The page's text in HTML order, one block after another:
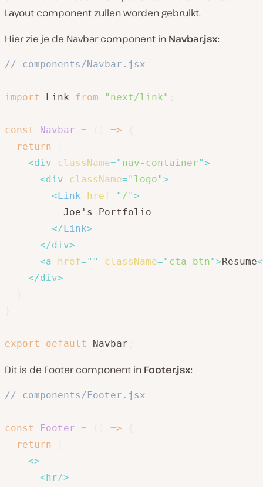
Layout component zullen worden gebruikt.
Hier zie je de Navbar component in Navbar.jsx:
// components/Navbar.jsx
import Link from "next/link"
const Navbar = =>
return
<div className=" nav-container">
<div className=" logo">
<Link href=" /">
          Joe's Portfolio
</Link>
</div>
<a href=" " className=" cta-btn">Resume
</div>
export default Navbar
Dit is de Footer component in Footer.jsx:
// components/Footer.jsx
const Footer = =>
return
<>
<hr/>